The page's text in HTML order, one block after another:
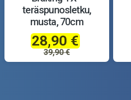
teräspunosletku,
musta, 70cm
28,90 €
39,90 €